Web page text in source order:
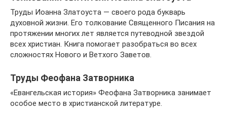
Труды Иоанна Златоуста — своего рода букварь
духовной жизни. Его толкование Священного Писания на
протяжении многих лет является путеводной звездой
всех христиан. Книга помогает разобраться во всех
сложностях Нового и Ветхого Заветов.
Труды Феофана Затворника
«Евангельская история» Феофана Затворника занимает
особое место в христианской литературе.